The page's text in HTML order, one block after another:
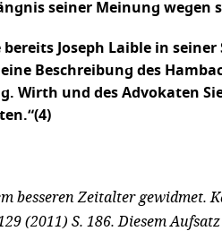
seiner Meinung wegen
Joseph Laible in
Beschreibung des
Wirth und des Advokaten
besseren Zeitalter gewidmet.
(2011) S. 186. Diesem